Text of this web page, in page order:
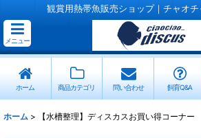
観賞用熱帯魚販売ショップ｜チャオ
メニュー
ホーム 商品カテゴリ 問い合わせ 飼育Q&A
ホーム > 【水槽整理】ディスカスお買い得コーナー